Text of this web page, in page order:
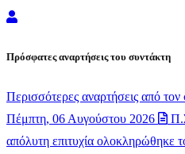
Newsroom
Πρόσφατες αναρτήσεις του συντάκτη
Περισσότερες αναρτήσεις από
Πέμπτη, 06 Αυγούστου 2026
απόλυτη επιτυχία ολοκληρώθηκε